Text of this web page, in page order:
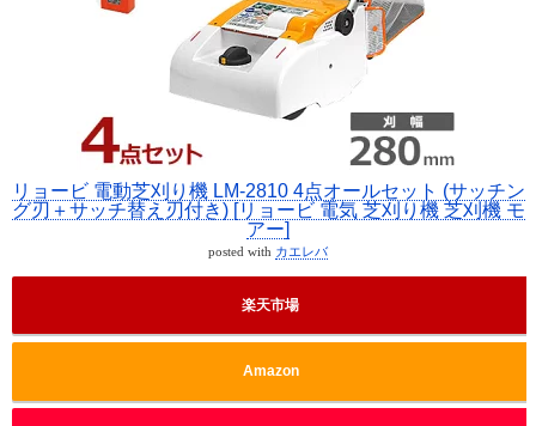
リョービ 電動芝刈り機 LM-2810 4点オールセット (サッチン
グ刃＋サッチ替え刃付き) [リョービ 電気 芝刈り機 芝刈機 モ
アー]
posted with カエレバ
楽天市場
Amazon